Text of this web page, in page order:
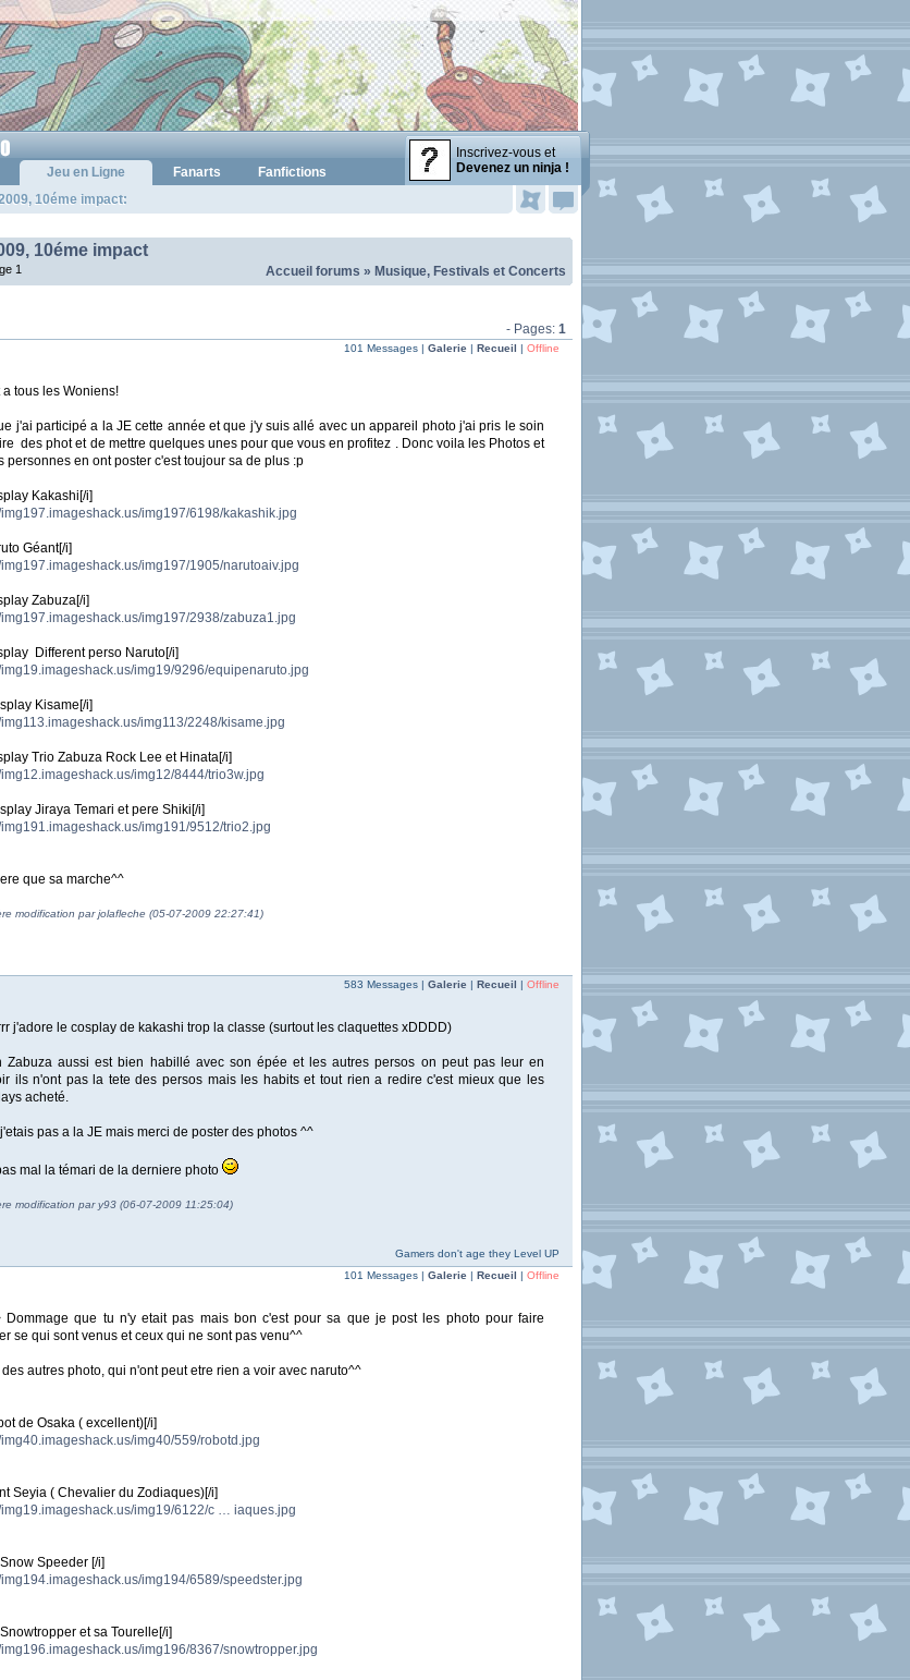
Inscrivez-vous et
Devenez un ninja !
Jeu en Ligne Fanarts
Fanfictions
10éme impact:
10éme impact
Accueil forums » Musique, Festivals et Concerts
1
- Pages: 1
101 Messages | Galerie | Recueil | Offline
a tous les Woniens!
j'ai participé a la JE cette année et que j'y suis allé avec un appareil photo j'ai pris le soin
des phot et de mettre quelques unes pour que vous en profitez . Donc voila les Photos et
personnes en ont poster c'est toujour sa de plus :p
Kakashi[/i]
img197.imageshack.us/img197/6198/kakashik.jpg
Géant[/i]
img197.imageshack.us/img197/1905/narutoaiv.jpg
Zabuza[/i]
img197.imageshack.us/img197/2938/zabuza1.jpg
Different perso Naruto[/i]
img19.imageshack.us/img19/9296/equipenaruto.jpg
Kisame[/i]
img113.imageshack.us/img113/2248/kisame.jpg
Trio Zabuza Rock Lee et Hinata[/i]
img12.imageshack.us/img12/8444/trio3w.jpg
Jiraya Temari et pere Shiki[/i]
img191.imageshack.us/img191/9512/trio2.jpg
que sa marche^^
modification par jolafleche (05-07-2009 22:27:41)
583 Messages | Galerie | Recueil | Offline
j'adore le cosplay de kakashi trop la classe (surtout les claquettes xDDDD)
Zabuza aussi est bien habillé avec son épée et les autres persos on peut pas leur en
ils n'ont pas la tete des persos mais les habits et tout rien a redire c'est mieux que les
acheté.
j'etais pas a la JE mais merci de poster des photos ^^
mal la témari de la derniere photo
modification par y93 (06-07-2009 11:25:04)
Gamers don't age they Level UP
101 Messages | Galerie | Recueil | Offline
Dommage que tu n'y etait pas mais bon c'est pour sa que je post les photo pour faire
se qui sont venus et ceux qui ne sont pas venu^^
autres photo, qui n'ont peut etre rien a voir avec naruto^^
de Osaka ( excellent)[/i]
img40.imageshack.us/img40/559/robotd.jpg
Seyia ( Chevalier du Zodiaques)[/i]
img19.imageshack.us/img19/6122/c … iaques.jpg
Speeder [/i]
img194.imageshack.us/img194/6589/speedster.jpg
et sa Tourelle[/i]
img196.imageshack.us/img196/8367/snowtropper.jpg